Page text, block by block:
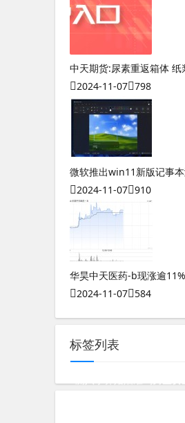
中天期货:尿素重返箱体 纸
2024-11-07 798
微软推出win11新版记事
2024-11-07 910
华昊中天医药-b现涨逾
2024-11-07 584
标签列表